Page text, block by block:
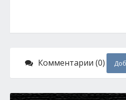
Комментарии (0)